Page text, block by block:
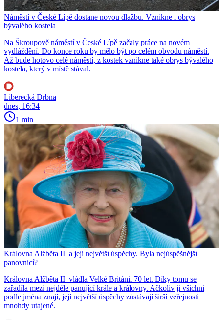
Náměstí v České Lípě dostane novou dlažbu. Vznikne i obrys
bývalého kostela
Na Škroupově náměstí v České Lípě začaly práce na novém
vydláždění. Do konce roku by mělo být po celém obvodu náměstí.
Až bude hotovo celé náměstí, z kostek vznikne také obrys bývalého
kostela, který v místě stával.
Liberecká Drbna
dnes, 16:34
1 min
Královna Alžběta II. a její největší úspěchy. Byla nejúspěšnější
panovnicí?
Královna Alžběta II. vládla Velké Británii 70 let. Díky tomu se
zařadila mezi nejdéle panující krále a královny. Ačkoliv ji všichni
podle jména znají, její největší úspěchy zůstávají širší veřejnosti
mnohdy utajené.